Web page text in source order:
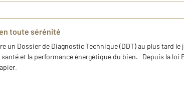
en toute sérénité
Dossier de Diagnostic Technique (DDT) au plus tard le
et la performance énergétique du bien. Depuis la loi